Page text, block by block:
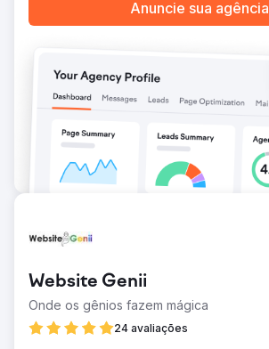
Anuncie sua agência
Website Genii
Onde os gênios fazem mágica
24 avaliações